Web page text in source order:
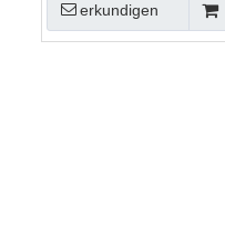
erkundigen